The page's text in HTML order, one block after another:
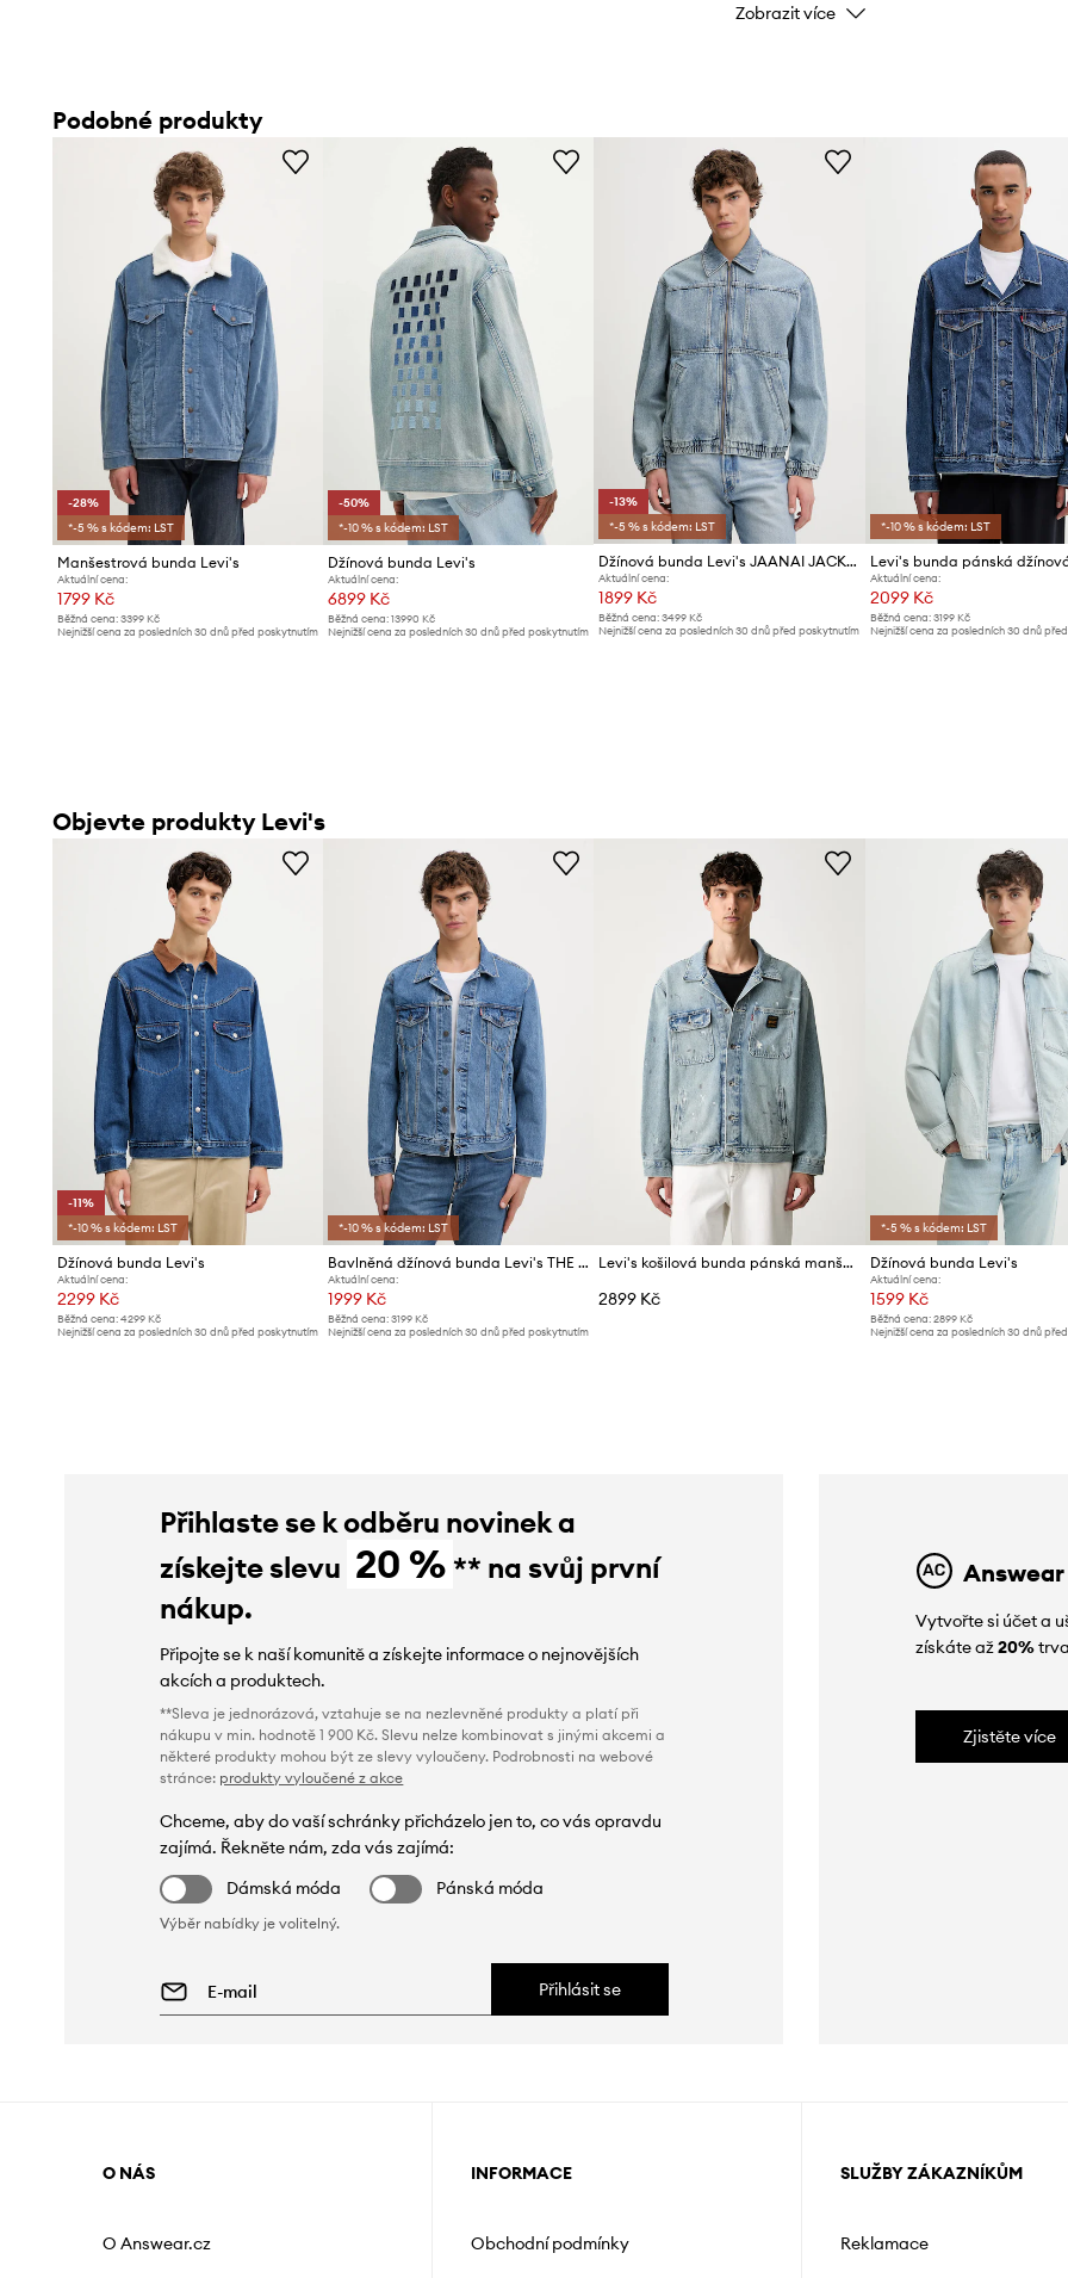
- Střih regular.
- Zapínání na cvočky.
- Spodní okraje rukávů jsou nastavitelné.
- Dvě zasouvací boční kapsy a dvě náprsní kapsy.
- Nezateplený model bez podšívky.
- Délka rukávu: 62 cm.
- Délka: 66 cm.
- Šířka v podpaží: 57 cm.
- Rozměry pro velikost: M.
Kód výrobce
Značka
ID produktu
Zobrazit více
Podobné produkty
-28%
*-5 % s kódem: LST
Manšestrová bunda Levi's
Aktuální cena:
1799 Kč
Běžná cena: 3399 Kč
Nejnižší cena za posledních 30 dnů před poskytnutím
-50%
*-10 % s kódem: LST
Džínová bunda Levi's
Aktuální cena:
6899 Kč
Běžná cena:13990 Kč
Nejnižší cena za posledních 30 dnů před poskytnutím
-13%
*-5 % s kódem: LST
Džínová bunda Levi's JAANAI JACKET
Aktuální cena:
1899 Kč
Běžná cena: 3499 Kč
Nejnižší cena za posledních 30 dnů před poskytnutím
*-10 % s kódem: LST
Aktuální cena:
2099 Kč
Běžná cena: 3199 Kč
Nejnižší cena za posledních 30 dnů
Objevte produkty Levi's
-11%
*-10 % s kódem: LST
Džínová bunda Levi's
Aktuální cena:
2299 Kč
Běžná cena: 4299 Kč
Nejnižší cena za posledních 30 dnů před poskytnutím
*-10 % s kódem: LST
Bavlněná džínová bunda Levi's THE JACKET
Aktuální cena:
1999 Kč
Běžná cena:3199 Kč
Nejnižší cena za posledních 30 dnů před poskytnutím
Levi's košilová bunda pánská manšestrová SUNRISE
2899 Kč
*-5 % s kódem: LST
Džínová bunda Levi's
Aktuální cena:
1599 Kč
Běžná cena: 2899 Kč
Nejnižší cena za posledních 30 dnů
Přihlaste se k odběru novinek a
získejte slevu 20 % ** na svůj první
nákup.
Připojte se k naší komunitě a získejte informace o nejnovějších
akcích a produktech.
**Sleva je jednorázová, vztahuje se na nezlevněné produkty a platí při
nákupu v min. hodnotě 1 900 Kč. Slevu nelze kombinovat s jinými akcemi a
některé produkty mohou být ze slevy vyloučeny. Podrobnosti na webové
stránce: produkty vyloučené z akce
Chceme, aby do vaší schránky přicházelo jen to, co vás opravdu
zajímá. Řekněte nám, zda vás zajímá:
Dámská móda
Pánská móda
Výběr nabídky je volitelný.
Přihlásit se
Vytvořte si účet a
získáte až20%
Zjistěte více
O NÁS
O Answear.cz
INFORMACE
Obchodní podmínky
SLUŽBY ZÁKAZNÍKŮM
Reklamace